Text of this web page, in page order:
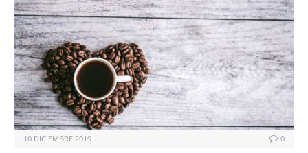
10 DICIEMBRE 2019 0